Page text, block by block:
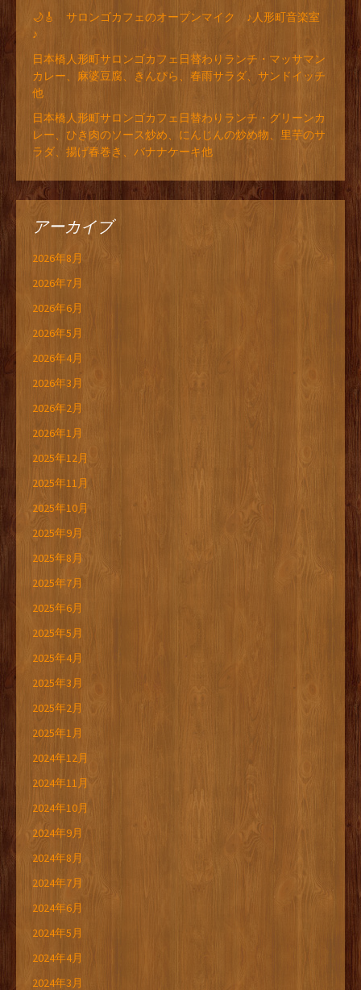
🌙🎸 サロンゴカフェのオープンマイク ♪人形町音楽室
♪
日本橋人形町サロンゴカフェ日替わりランチ・マッサマン
カレー、麻婆豆腐、きんぴら、春雨サラダ、サンドイッチ
他
日本橋人形町サロンゴカフェ日替わりランチ・グリーンカ
レー、ひき肉のソース炒め、にんじんの炒め物、里芋のサ
ラダ、揚げ春巻き、バナナケーキ他
アーカイブ
2026年8月
2026年7月
2026年6月
2026年5月
2026年4月
2026年3月
2026年2月
2026年1月
2025年12月
2025年11月
2025年10月
2025年9月
2025年8月
2025年7月
2025年6月
2025年5月
2025年4月
2025年3月
2025年2月
2025年1月
2024年12月
2024年11月
2024年10月
2024年9月
2024年8月
2024年7月
2024年6月
2024年5月
2024年4月
2024年3月